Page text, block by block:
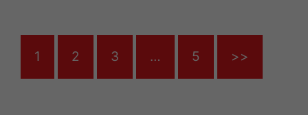
1 2 3 … 5 >>